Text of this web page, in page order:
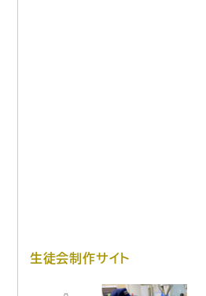
生徒会制作サイト